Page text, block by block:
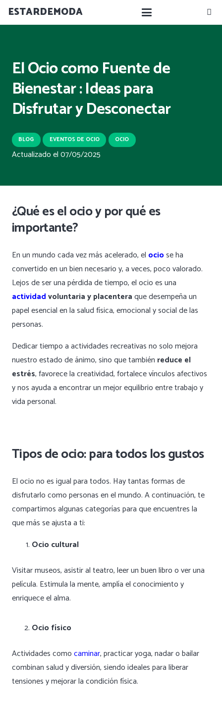
ESTARDEMODA
El Ocio como Fuente de
Bienestar : Ideas para
Disfrutar y Desconectar
BLOG EVENTOS DE OCIO OCIO
Actualizado el07/05/2025
¿Qué es el ocio y por qué es
importante?
En un mundo cada vez más acelerado, el ociose ha
convertido en un bien necesario y, a veces, poco valorado.
Lejos de ser una pérdida de tiempo, el ocio es una
actividadvoluntaria y placenteraque desempeña un
papel esencial en la salud física, emocional y social de las
personas.
Dedicar tiempo a actividades recreativas no solo mejora
nuestro estado de ánimo, sino que también reduce el
estrés, favorece la creatividad, fortalece vínculos afectivos
y nos ayuda a encontrar un mejor equilibrio entre trabajo y
vida personal.
Tipos de ocio: para todos los gustos
El ocio no es igual para todos. Hay tantas formas de
disfrutarlo como personas en el mundo. A continuación, te
compartimos algunas categorías para que encuentres la
que más se ajusta a ti:
Ocio cultural
Visitar museos, asistir al teatro, leer un buen libro o ver una
película. Estimula la mente, amplía el conocimiento y
enriquece el alma.
Ocio físico
Actividades comocaminar, practicar yoga, nadar o bailar
combinan salud y diversión, siendo ideales para liberar
tensiones y mejorar la condición física.